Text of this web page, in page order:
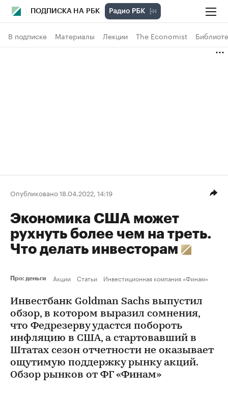
ПОДПИСКА НА РБК
В подписке Материалы Лекции The Economist
Опубликовано 18.04.2022, 14:19
Экономика США может
рухнуть более чем на треть.
Что делать инвесторам
Про: деньги Акции Статьи Инвестиционная компания «Финам»
Инвестбанк Goldman Sachs выпустил
обзор, в котором выразил сомнения,
что Федрезерву удастся побороть
инфляцию в США, а стартовавший в
Штатах сезон отчетности не оказывает
ощутимую поддержку рынку акций.
Обзор рынков от ФГ «Финам»